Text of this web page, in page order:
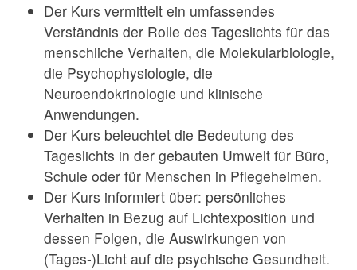
Der Kurs vermittelt ein umfassendes
Verständnis der Rolle des Tageslichts für das
menschliche Verhalten, die Molekularbiologie,
die Psychophysiologie, die
Neuroendokrinologie und klinische
Anwendungen.
Der Kurs beleuchtet die Bedeutung des
Tageslichts in der gebauten Umwelt für Büro,
Schule oder für Menschen in Pflegeheimen.
Der Kurs informiert über: persönliches
Verhalten in Bezug auf Lichtexposition und
dessen Folgen, die Auswirkungen von
(Tages-)Licht auf die psychische Gesundheit.